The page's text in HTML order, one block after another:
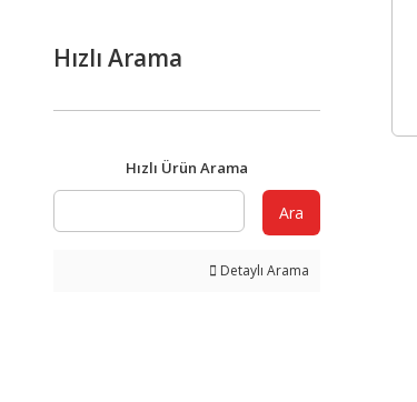
Hızlı Arama
Hızlı Ürün Arama
Ara
Detaylı Arama